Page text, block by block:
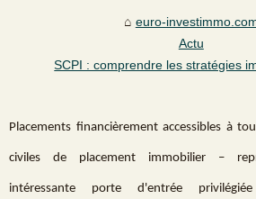
euro-
Actu
SCPI : comprendre les stratégies
Placements financièrement accessibles à
civiles de placement immobilier –
intéressante porte d'entrée